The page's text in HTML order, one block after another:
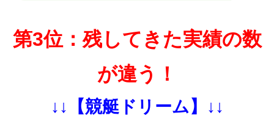
第3位：残してきた実績の数
が違う！
↓↓【競艇ドリーム】↓↓